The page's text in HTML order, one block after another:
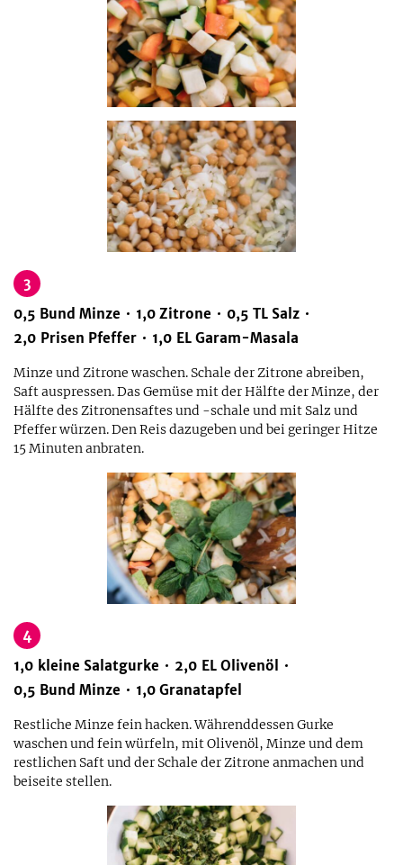
3
0,5 Bund Minze 1,0 Zitrone 0,5 TL Salz
2,0 Prisen Pfeffer 1,0 EL Garam-Masala
Minze und Zitrone waschen. Schale der Zitrone abreiben,
Saft auspressen. Das Gemüse mit der Hälfte der Minze, der
Hälfte des Zitronensaftes und -schale und mit Salz und
Pfeffer würzen. Den Reis dazugeben und bei geringer Hitze
15 Minuten anbraten.
4
1,0 kleine Salatgurke 2,0 EL Olivenöl
0,5 Bund Minze 1,0 Granatapfel
Restliche Minze fein hacken. Währenddessen Gurke
waschen und fein würfeln, mit Olivenöl, Minze und dem
restlichen Saft und der Schale der Zitrone anmachen und
beiseite stellen.